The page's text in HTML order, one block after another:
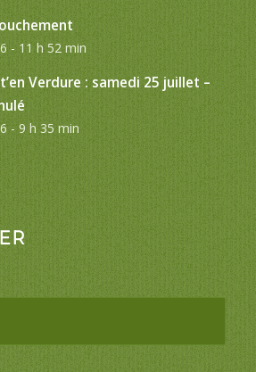
- 11 h 52 min
Verdure : samedi 25 juillet –
- 9 h 35 min